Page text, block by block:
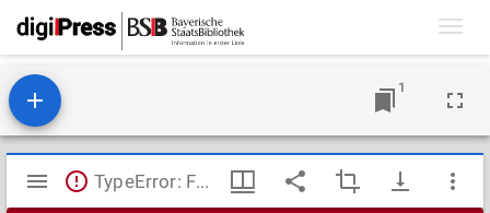
1
Mirador
TypeError: Failed to fetch